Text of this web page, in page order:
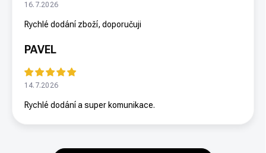
16.7.2026
Rychlé dodání zboží, doporučuji
PAVEL
14.7.2026
Rychlé dodání a super komunikace.